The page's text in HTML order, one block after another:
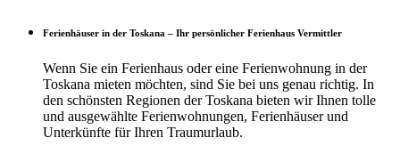
Ferienhäuser in der Toskana – Ihr persönlicher Ferienhaus Vermittler
Wenn Sie ein Ferienhaus oder eine Ferienwohnung in der
Toskana mieten möchten, sind Sie bei uns genau richtig. In
den schönsten Regionen der Toskana bieten wir Ihnen tolle
und ausgewählte Ferienwohnungen, Ferienhäuser und
Unterkünfte für Ihren Traumurlaub.